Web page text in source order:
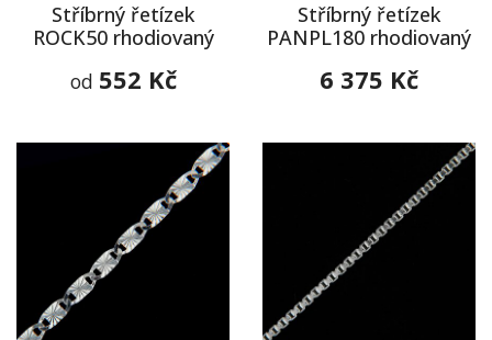
Stříbrný řetízek
ROCK50 rhodiovaný
od 552 Kč
Stříbrný řetízek
PANPL180 rhodiovaný
6 375 Kč